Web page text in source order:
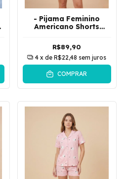
- Pijama Feminino
Americano Shorts
Sorvetinho | Azul
R$89,90
4 x deR$22,48 sem juros
COMPRAR